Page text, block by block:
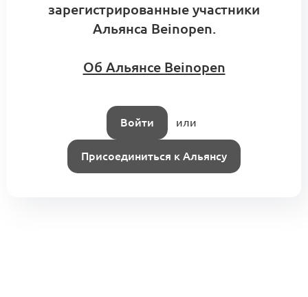
зарегистрированные участники
Альянса Beinopen.
Об Альянсе Beinopen
Войти или
Присоединиться к Альянсу